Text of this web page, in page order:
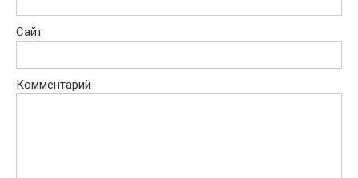
Сайт
Комментарий